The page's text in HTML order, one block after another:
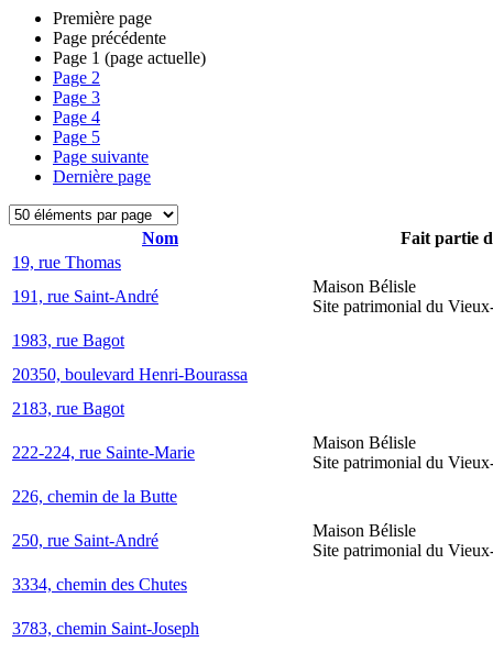
Première page
Page précédente
Page 1 (page actuelle)
Page 2
Page 3
Page 4
Page 5
Page suivante
Dernière page
Nom
Fait partie
19, rue Thomas
191, rue Saint-André
Maison Bélisle
Site patrimonial du
1983, rue Bagot
20350, boulevard Henri-Bourassa
2183, rue Bagot
222-224, rue Sainte-Marie
Maison Bélisle
Site patrimonial du
226, chemin de la Butte
250, rue Saint-André
Maison Bélisle
Site patrimonial du
3334, chemin des Chutes
3783, chemin Saint-Joseph